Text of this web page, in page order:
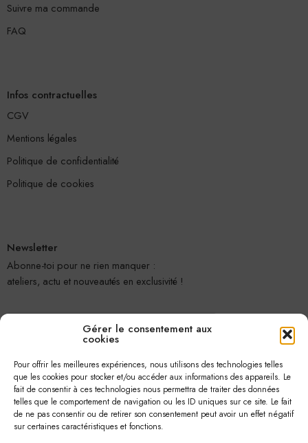
Gérer le consentement aux
cookies
Pour offrir les meilleures expériences, nous utilisons des technologies telles
que les cookies pour stocker et/ou accéder aux informations des appareils. Le
fait de consentir à ces technologies nous permettra de traiter des données
telles que le comportement de navigation ou les ID uniques sur ce site. Le fait
de ne pas consentir ou de retirer son consentement peut avoir un effet négatif
sur certaines caractéristiques et fonctions.
Suivre ma commande
FAQ
Infos contractuelles
CGV
Mentions légales
Politique de confidentialité
Politique de cookies
Newsletter
Abonne-toi pour ne rien manquer :
ateliers, actu et nouveautés en exclusivité !
Je m'abonne